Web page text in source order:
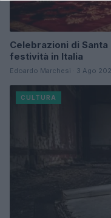
Celebrazioni di
festività in Italia
Edoardo Marchesi · 3 Ago
CULTURA